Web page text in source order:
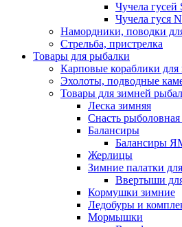
Чучела гусей
Чучела гуся
Намордники, поводки
Стрельба, пристрелка
Товары для рыбалки
Карповые кораблики
Эхолоты, подводные
Товары для зимней
Леска зимняя
Снасть рыболовная
Балансиры
Балансиры
Жерлицы
Зимние палатки
Ввертыши
Кормушки зимние
Ледобуры и
Мормышки